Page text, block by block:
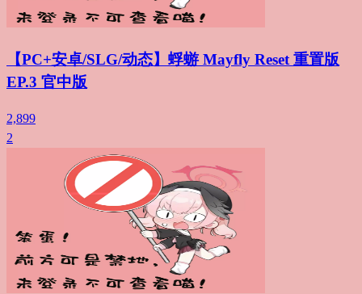
【PC+安卓/SLG/动态】蜉蝣 Mayfly Reset 重置版
EP.3 官中版
2,899
2